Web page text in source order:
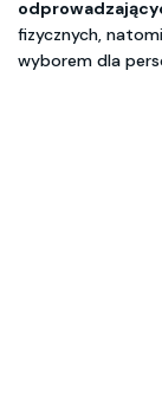
fizycznych,
wyborem dla